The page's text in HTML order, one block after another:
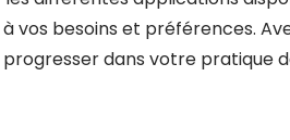
vos besoins et préférences.
dans votre pratique